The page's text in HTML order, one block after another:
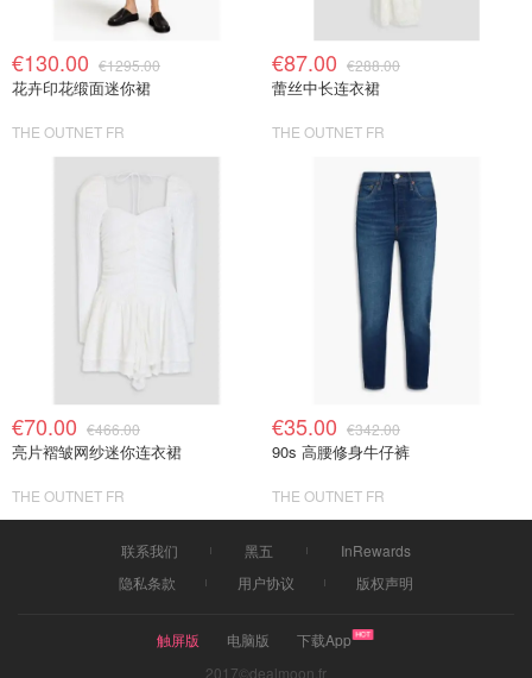
€130.00 €1295.00
花卉印花缎面迷你裙
THE OUTNET FR
€87.00 €288.00
蕾丝中长连衣裙
THE OUTNET FR
€70.00 €466.00
亮片褶皱网纱迷你连衣裙
THE OUTNET FR
€35.00 €342.00
90s 高腰修身牛仔裤
THE OUTNET FR
联系我们 黑五
InRewards
隐私条款
用户协议 版权声明
触屏版 电脑版
下载App
2017©dealmoon.fr